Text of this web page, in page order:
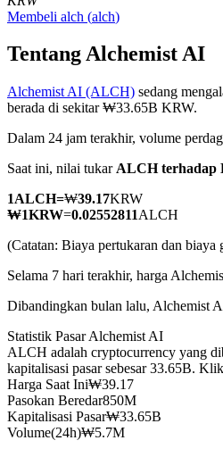
COIN-M Berjangka
Mata Uang Kripto Berjangka
Membeli alch (alch)
Tentang Alchemist AI
Alchemist AI (ALCH) sedang
berada di sekitar ₩33.65B KRW.
Dalam 24 jam terakhir, volume
Saat ini, nilai tukar ALCH terhadap
1ALCH=₩39.17KRW
₩1KRW=0.02552811ALCH
(Catatan: Biaya pertukaran dan biaya
Selama 7 hari terakhir, harga
Dibandingkan bulan lalu, Alchemist
Statistik Pasar Alchemist AI
ALCH adalah cryptocurrency yang
kapitalisasi pasar sebesar 33.65B.
Harga Saat Ini₩39.17
Pasokan Beredar850M
Kapitalisasi Pasar₩33.65B
Volume(24h)₩5.7M